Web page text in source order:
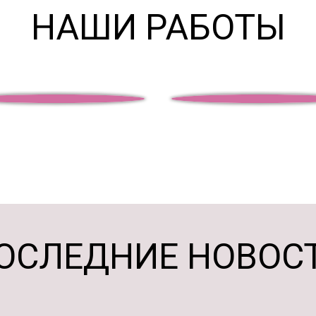
НАШИ РАБОТЫ